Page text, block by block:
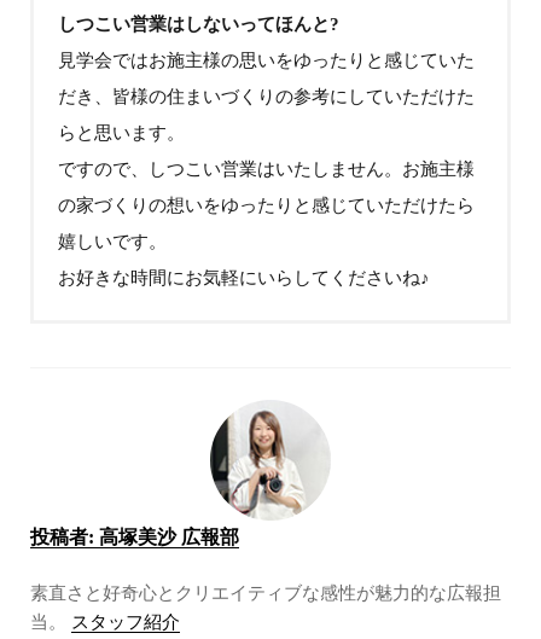
しつこい営業はしないってほんと?
見学会ではお施主様の思いをゆったりと感じていた
だき、皆様の住まいづくりの参考にしていただけた
らと思います。
ですので、しつこい営業はいたしません。お施主様
の家づくりの想いをゆったりと感じていただけたら
嬉しいです。
お好きな時間にお気軽にいらしてくださいね♪
投稿者: 高塚美沙 広報部
素直さと好奇心とクリエイティブな感性が魅力的な広報担
当。
スタッフ紹介